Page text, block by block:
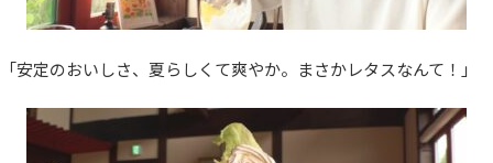
「安定のおいしさ、夏らしくて爽やか。まさかレタスなんて！」